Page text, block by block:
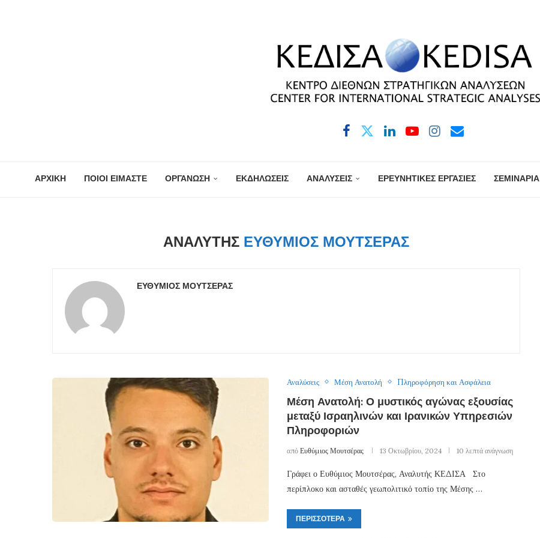
ΑΡΧΙΚΗ ΠΟΙΟΙ ΕΙΜΑΣΤΕ ΟΡΓΑΝΩΣΗ ΕΚΔΗΛΩΣΕΙΣ ΑΝΑΛΥΣΕΙΣ ΕΡΕΥΝΗΤΙΚΕΣ ΕΡΓΑΣΙΕΣ ΣΕΜΙΝΑΡΙΑ
ΑΝΑΛΥΤΉΣ ΕΥΘΎΜΙΟΣ ΜΟΥΤΣΈΡΑΣ
ΕΥΘΎΜΙΟΣ ΜΟΥΤΣΈΡΑΣ
Αναλύσεις Μέση Ανατολή Πληροφόρηση και Ασφάλεια
Μέση Ανατολή: Ο μυστικός αγώνας εξουσίας
μεταξύ Ισραηλινών και Ιρανικών Υπηρεσιών
Πληροφοριών
από Ευθύμιος Μουτσέρας 13 Οκτωβρίου, 2024 10 λεπτά ανάγνωση
Γράφει ο Ευθύμιος Μουτσέρας, Αναλυτής ΚΕΔΙΣΑ Στο
περίπλοκο και ασταθές γεωπολιτικό τοπίο της Μέσης …
ΠΕΡΙΣΣΌΤΕΡΑ